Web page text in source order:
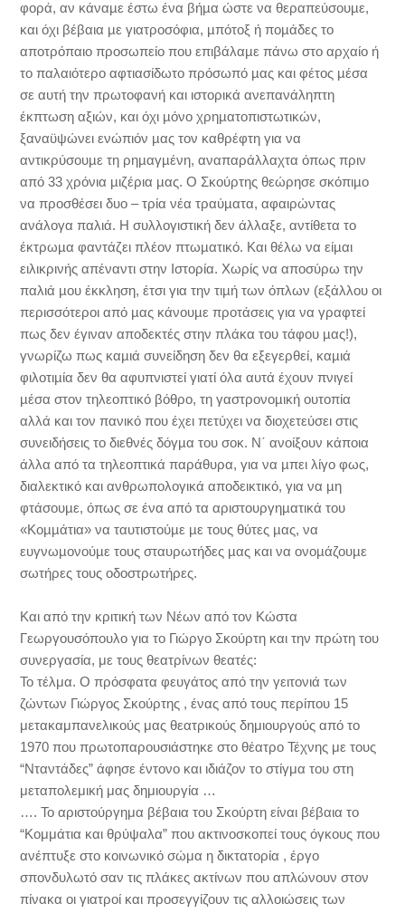
φορά, αν κάναµε έστω ένα βήµα ώστε να θεραπεύσουµε,
και όχι βέβαια µε γιατροσόφια, µπότοξ ή ποµάδες το
αποτρόπαιο προσωπείο που επιβάλαµε πάνω στο αρχαίο ή
το παλαιότερο αφτιασίδωτο πρόσωπό µας και φέτος µέσα
σε αυτή την πρωτοφανή και ιστορικά ανεπανάληπτη
έκπτωση αξιών, και όχι µόνο χρηµατοπιστωτικών,
ξαναϋψώνει ενώπιόν µας τον καθρέφτη για να
αντικρύσουµε τη ρηµαγµένη, αναπαράλλαχτα όπως πριν
από 33 χρόνια µιζέρια µας. Ο Σκούρτης θεώρησε σκόπιµο
να προσθέσει δυο – τρία νέα τραύµατα, αφαιρώντας
ανάλογα παλιά. Η συλλογιστική δεν άλλαξε, αντίθετα το
έκτρωµα φαντάζει πλέον πτωµατικό. Και θέλω να είµαι
ειλικρινής απέναντι στην Ιστορία. Χωρίς να αποσύρω την
παλιά µου έκκληση, έτσι για την τιµή των όπλων (εξάλλου οι
περισσότεροι από µας κάνουµε προτάσεις για να γραφτεί
πως δεν έγιναν αποδεκτές στην πλάκα του τάφου µας!),
γνωρίζω πως καµιά συνείδηση δεν θα εξεγερθεί, καµιά
φιλοτιµία δεν θα αφυπνιστεί γιατί όλα αυτά έχουν πνιγεί
µέσα στον τηλεοπτικό βόθρο, τη γαστρονοµική ουτοπία
αλλά και τον πανικό που έχει πετύχει να διοχετεύσει στις
συνειδήσεις το διεθνές δόγµα του σοκ. Ν΄ ανοίξουν κάποια
άλλα από τα τηλεοπτικά παράθυρα, για να µπει λίγο φως,
διαλεκτικό και ανθρωπολογικά αποδεικτικό, για να µη
φτάσουµε, όπως σε ένα από τα αριστουργηµατικά του
«Κοµµάτια» να ταυτιστούµε µε τους θύτες µας, να
ευγνωµονούµε τους σταυρωτήδες µας και να ονοµάζουµε
σωτήρες τους οδοστρωτήρες.
Και από την κριτική των Νέων από τον Κώστα
Γεωργουσόπουλο για το Γιώργο Σκούρτη και την πρώτη του
συνεργασία, με τους θεατρίνων θεατές:
To τέλμα. Ο πρόσφατα φευγάτος από την γειτονιά των
ζώντων Γιώργος Σκούρτης , ένας από τους περίπου 15
μετακαμπανελικούς μας θεατρικούς δημιουργούς από το
1970 που πρωτοπαρουσιάστηκε στο θέατρο Τέχνης με τους
“Νταντάδες” άφησε έντονο και ιδιάζον το στίγμα του στη
μεταπολεμική μας δημιουργία …
…. Το αριστούργημα βέβαια του Σκούρτη είναι βέβαια το
“Κομμάτια και θρύψαλα” που ακτινοσκοπεί τους όγκους που
ανέπτυξε στο κοινωνικό σώμα η δικτατορία , έργο
σπονδυλωτό σαν τις πλάκες ακτίνων που απλώνουν στον
πίνακα οι γιατροί και προσεγγίζουν τις αλλοιώσεις των